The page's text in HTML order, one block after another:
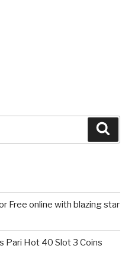
Free online with blazing star
Pari Hot 40 Slot 3 Coins